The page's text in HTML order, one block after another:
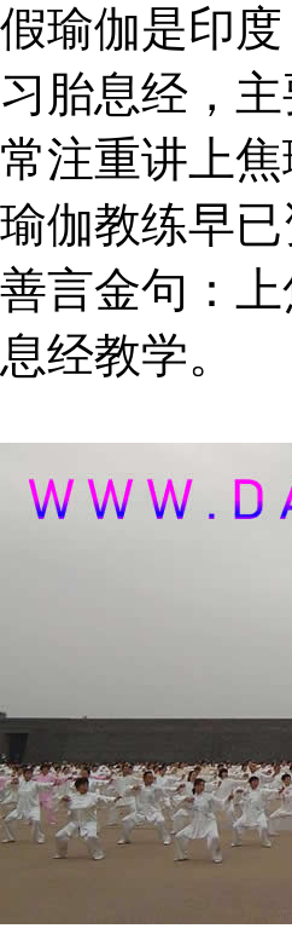
假瑜伽是印
习胎息经，
常注重讲上
瑜伽教练早
善言金句：
息经教学。